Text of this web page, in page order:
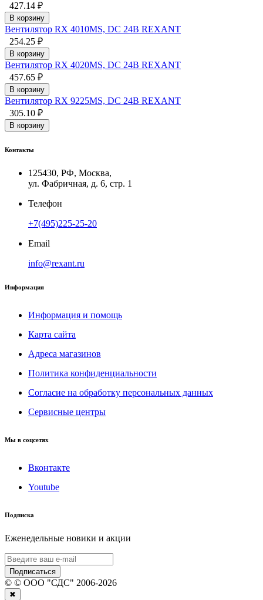
427.14 ₽
В корзину
Вентилятор RX 4010MS, DC 24В REXANT
254.25 ₽
В корзину
Вентилятор RX 4020MS, DC 24В REXANT
457.65 ₽
В корзину
Вентилятор RX 9225MS, DC 24В REXANT
305.10 ₽
В корзину
Контакты
125430, РФ, Москва,
ул. Фабричная, д. 6, стр. 1
Телефон
+7(495)225-25-20
Email
info@rexant.ru
Информация
Информация и помощь
Карта сайта
Адреса магазинов
Политика конфиденциальности
Согласие на обработку персональных данных
Сервисные центры
Мы в соцсетях
Вконтакте
Youtube
Подписка
Еженедельные новики и акции
Подписаться
© © ООО "СДС" 2006-2026
✖